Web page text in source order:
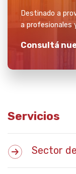
Destinado a
a profesionales
Consultá
Servicios
Sector